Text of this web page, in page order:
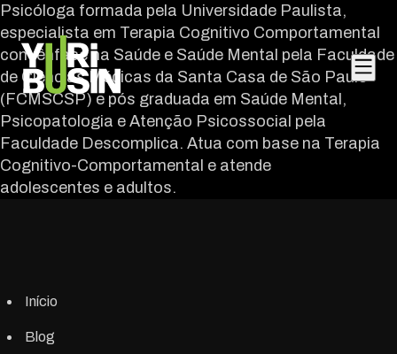
PULAR PARA O CONTEÚDO
Psicóloga formada pela Universidade Paulista,
especialista em Terapia Cognitivo Comportamental
com ênfase na Saúde e Saúde Mental pela Faculdade
de Ciências Médicas da Santa Casa de São Paulo
(FCMSCSP) e pós graduada em Saúde Mental,
Psicopatologia e Atenção Psicossocial pela
Faculdade Descomplica. Atua com base na Terapia
Cognitivo-Comportamental e atende
adolescentes e adultos.
Início
Blog